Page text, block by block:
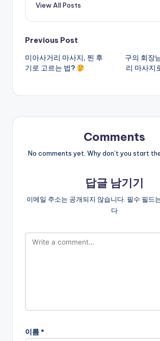
View All Posts
Post
navigation
Previous Post
미아사거리 마사지, 찐 후
기로 고르는 법?
구의 회장
리 마사지
Comments
No comments yet. Why don’t you start
답글 남기기
이메일 주소는 공개되지 않습니다. 필수 필드
다
이름*